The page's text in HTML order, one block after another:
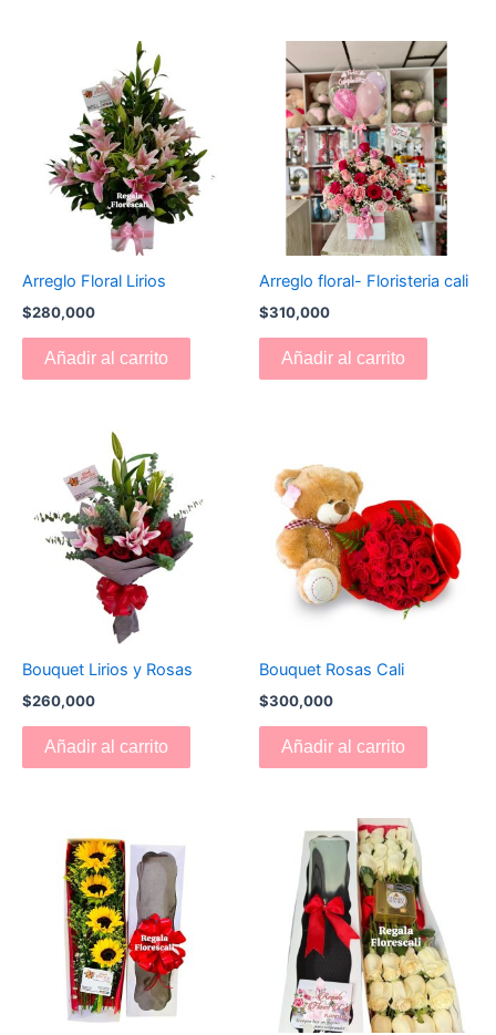
Arreglo Floral Lirios
$280,000
Añadir al carrito
Arreglo floral- Floristeria cali
$310,000
Añadir al carrito
Bouquet Lirios y Rosas
$260,000
Añadir al carrito
Bouquet Rosas Cali
$300,000
Añadir al carrito